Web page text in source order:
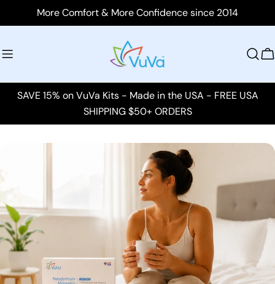
al
More Comfort & More Confidence since 2014
SAVE 15% on VuVa Kits - Made in the USA - FREE USA
SHIPPING $50+ ORDERS